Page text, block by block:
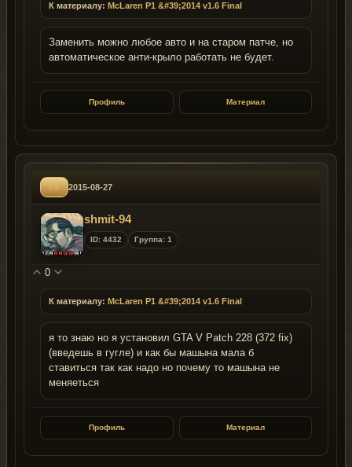
К материалу: McLaren P1 &#39;2014 v1.6 Final
Заменить можно любое авто и на старом патче, но
автоматическое анти-крыло работать не будет.
Профиль Материал
#9 2015-08-27
shmit-94
ID: 4432 Группа: 1
0
К материалу: McLaren P1 &#39;2014 v1.6 Final
я то знаю но я установил GTA V Patch 228 (372 fix)
(введешь в гугле) и как бы машына мала б
ставиться так как надо но почему то машына не
меняеться
Профиль Материал